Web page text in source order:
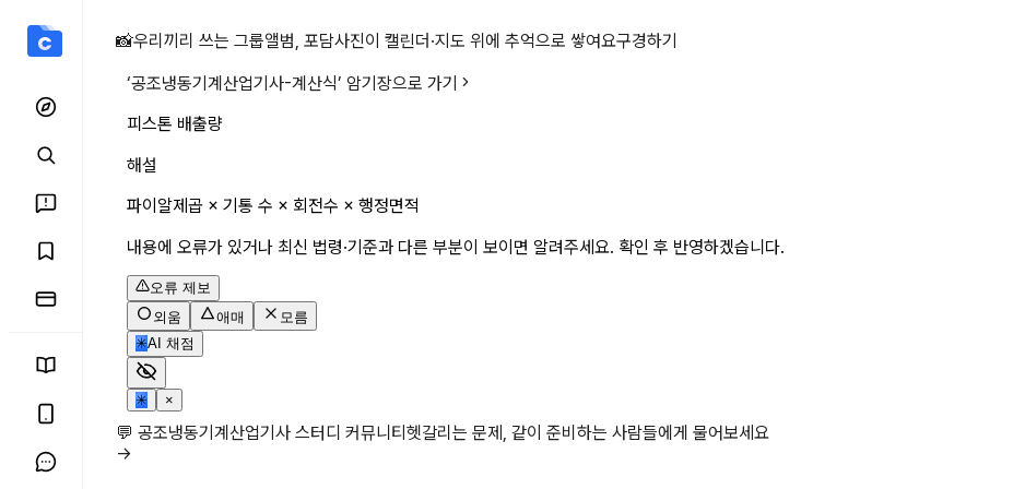
피스톤 배출량 상세 페이지
📸우리끼리 쓰는 그룹앨범, 포담사진이 캘린더·지도 위에 추억으로 쌓여요구경하기
‘공조냉동기계산업기사-계산식’ 암기장으로 가기
피스톤 배출량
해설
파이알제곱 × 기통 수 × 회전수 × 행정면적
내용에 오류가 있거나 최신 법령·기준과 다른 부분이 보이면 알려주세요. 확인 후 반영하겠습니다.
오류 제보
외움
애매
모름
✳AI 채점
✳ ×
💬 공조냉동기계산업기사 스터디 커뮤니티헷갈리는 문제, 같이 준비하는 사람들에게 물어보세요
→